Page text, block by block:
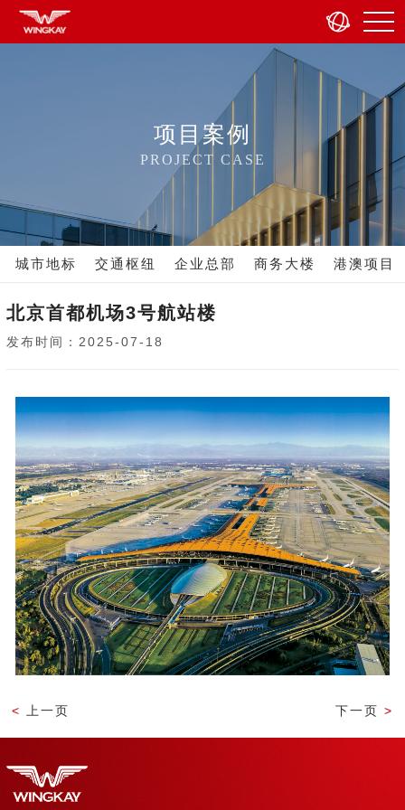
项目案例
PROJECT CASE
城市地标 交通枢纽 企业总部 商务大楼 港澳项目
北京首都机场3号航站楼
发布时间：2025-07-18
< 上一页 下一页 >